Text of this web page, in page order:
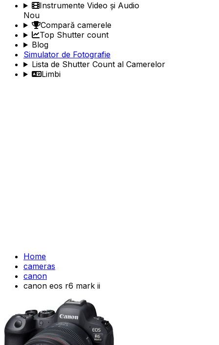
Instrumente Video și Audio
Nou
Compară camerele
Top Shutter count
Blog
Simulator de Fotografie
Lista de Shutter Count al Camerelor
Limbi
Home
cameras
canon
canon eos r6 mark ii